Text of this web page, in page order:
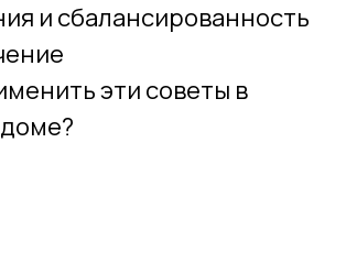
и сбалансированность
эти советы в